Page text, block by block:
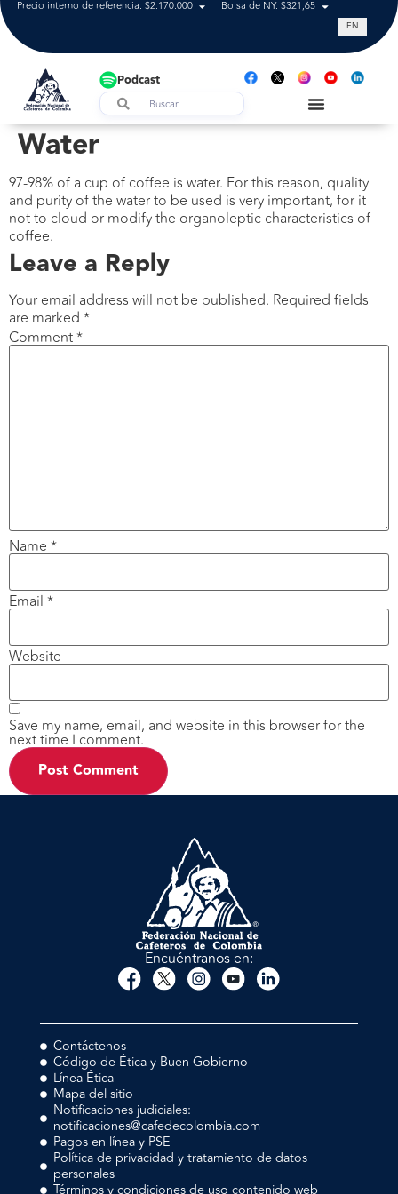
Precio interno de referencia: $2.170.000 Bolsa de NY: $321,65 Tasa de
EN
Podcast
Water
97-98% of a cup of coffee is water. For this reason, quality
and purity of the water to be used is very important, for it
not to cloud or modify the organoleptic characteristics of
coffee.
Leave a Reply
Your email address will not be published. Required fields
are marked *
Comment*
Name *
Email *
Website
Save my name, email, and website in this browser for the
next time I comment.
Encuéntranos en:
Contáctenos
Código de Ética y Buen Gobierno
Línea Ética
Mapa del sitio
Notificaciones judiciales:
notificaciones@cafedecolombia.com
Pagos en línea y PSE
Política de privacidad y tratamiento de datos
personales
Términos y condiciones de uso contenido web